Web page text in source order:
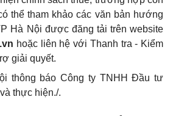
thể tham khảo các văn bản hướng
Hà Nội được đăng tải trên website
hoặc liên hệ với Thanh tra - Kiểm
giải quyết.
thông báo Công ty TNHH Đầu tư
thực hiện./.